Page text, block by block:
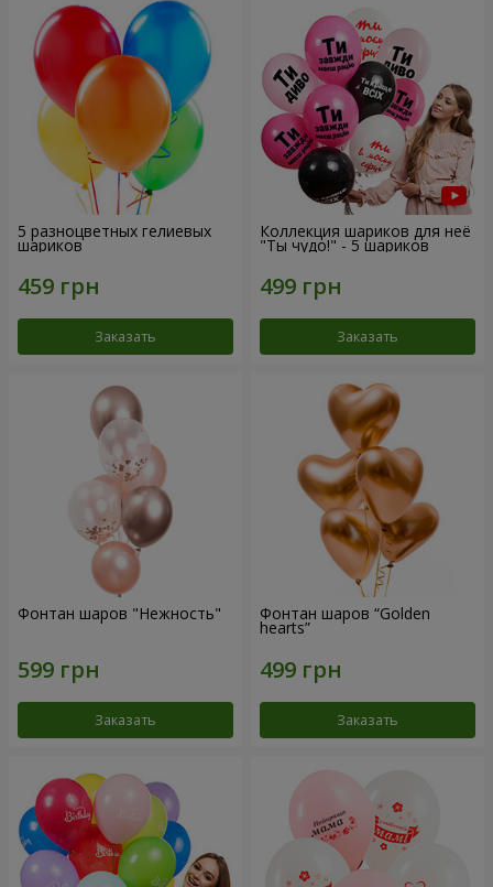
5 разноцветных гелиевых
шариков
Заказать
Коллекция шариков для неё
"Ты чудо!" - 5 шариков
Заказать
Фонтан шаров "Нежность"
Заказать
Фонтан шаров “Golden
hearts”
Заказать